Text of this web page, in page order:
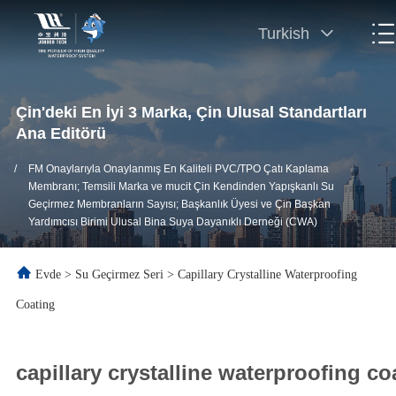
Turkish
Çin'deki En İyi 3 Marka, Çin Ulusal Standartları
Ana Editörü
/
FM Onaylarıyla Onaylanmış En Kaliteli PVC/TPO Çatı Kaplama
Membranı; Temsili Marka ve mucit Çin Kendinden Yapışkanlı Su
Geçirmez Membranların Sayısı; Başkanlık Üyesi ve Çin Başkan
Yardımcısı Birimi Ulusal Bina Suya Dayanıklı Derneği (CWA)
Evde > Su Geçirmez Seri > Capillary Crystalline Waterproofing
Coating
capillary crystalline waterproofing